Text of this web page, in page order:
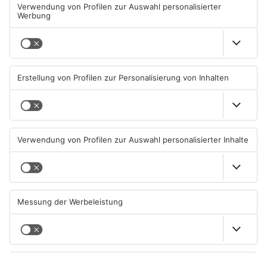
TOPNEWS
Sport: Viktoria mit
Traumstart – Alzenau und
Offenbach verlieren
02.08.2026, 08:29 UHR IN SPORT
TOPNEWS
Saisonstart für Viktoria
Aschaffenburg und Bayern
Alzenau
01.08.2026, 08:40 UHR IN SPORT